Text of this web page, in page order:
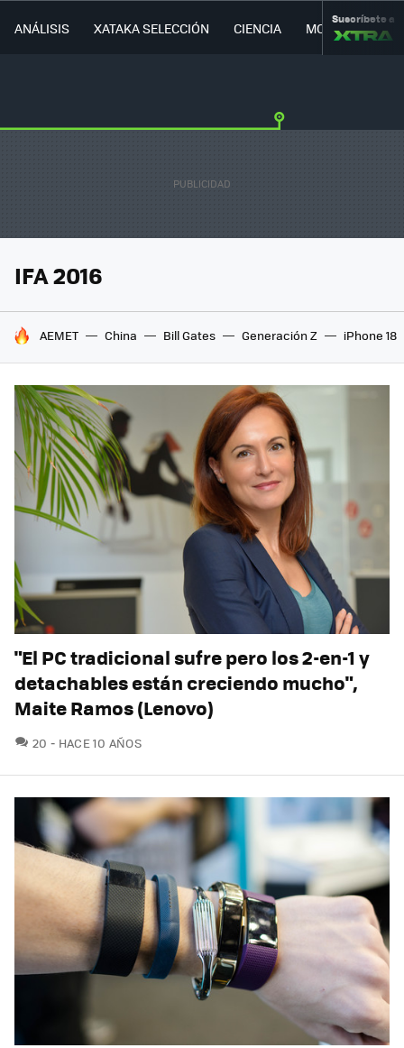
ANÁLISIS XATAKA SELECCIÓN CIENCIA MOVILIDAD
Suscríbete a
IFA 2016
HOY SE HABLA DE
AEMET China Bill Gates Generación Z iPhone 18
"El PC tradicional sufre pero los 2-en-1 y
detachables están creciendo mucho",
Maite Ramos (Lenovo)
20 COMENTARIOS
HACE 10 AÑOS